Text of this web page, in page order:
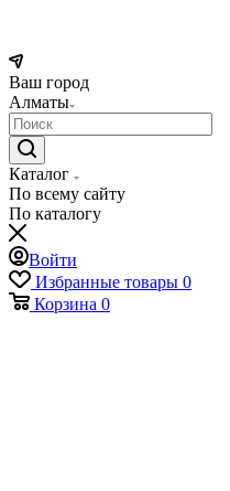
Ваш город
Алматы
Каталог
По всему сайту
По каталогу
Войти
Избранные товары 0
Корзина 0